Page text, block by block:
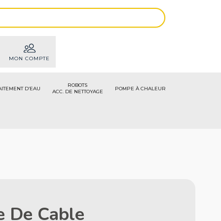
MON COMPTE
D’EAU
ROBOTS
ACC. DE NETTOYAGE
POMPE À CHALEUR
De Cable